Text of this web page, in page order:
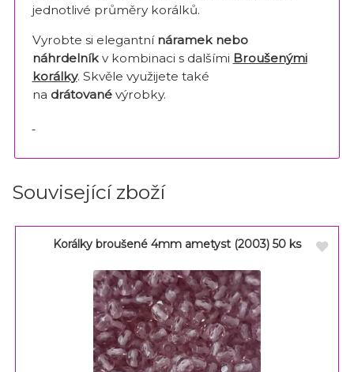
jednotlivé průměry korálků.
Vyrobte si elegantnínáramek nebo
náhrdelníkv kombinaci s dalšími Broušenými
korálky. Skvěle využijete také
na drátovanévýrobky.
Související zboží
Korálky broušené 4mm ametyst (2003) 50 ks